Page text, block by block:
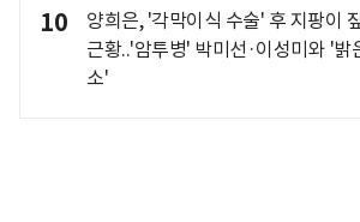
10
양희은, '각막이식 수술' 후 지팡이
근황..'암투병' 박미선·이성미와 '밝
소'